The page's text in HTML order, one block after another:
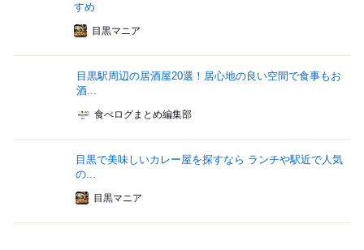
すめ
目黒マニア
目黒駅周辺の居酒屋20選！居心地の良い空間で食事もお
酒...
食べログまとめ編集部
目黒で美味しいカレー屋を探すなら ランチや駅近で人気
の...
目黒マニア